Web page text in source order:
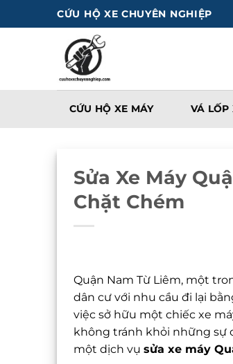
qua
CỨU HỘ XE CHUYÊN NGHIỆP
CỨU HỘ XE MÁY VÁ LỐP
Sửa Xe Máy
Chặt Chém
Quận Nam Từ Liêm, một
dân cư với nhu cầu đi lại
việc sở hữu một chiếc xe
không tránh khỏi những sự
một dịch vụ sửa xe máy